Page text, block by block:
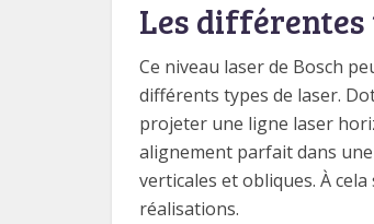
Les différentes
Ce niveau laser de Bosch
différents types de laser.
projeter une ligne laser
alignement parfait dans
verticales et obliques. À
réalisations.